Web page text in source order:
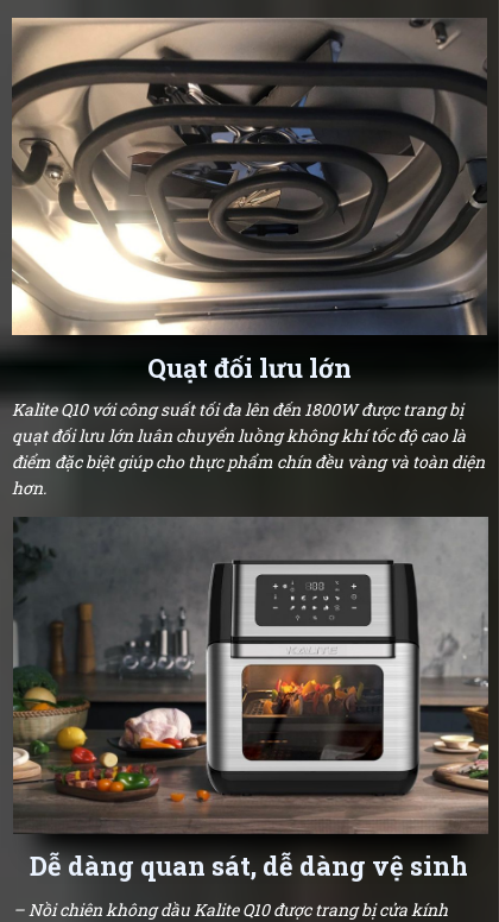
Quạt đối lưu lớn
Kalite Q10 với công suất tối đa lên đến 1800W được trang bị
quạt đối lưu lớn luân chuyển luồng không khí tốc độ cao là
điểm đặc biệt giúp cho thực phẩm chín đều vàng và toàn diện
hơn.
Dễ dàng quan sát, dễ dàng vệ sinh
– Nồi chiên không dầu Kalite Q10 được trang bị cửa kính